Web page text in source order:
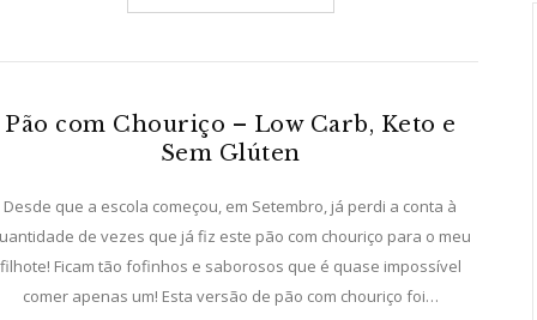
Pão com Chouriço – Low Carb, Keto e
Sem Glúten
Desde que a escola começou, em Setembro, já perdi a conta à
de vezes que já fiz este pão com chouriço para o meu
filhote! Ficam tão fofinhos e saborosos que é quase impossível
comer apenas um! Esta versão de pão com chouriço foi…